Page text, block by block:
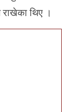
थिए ।